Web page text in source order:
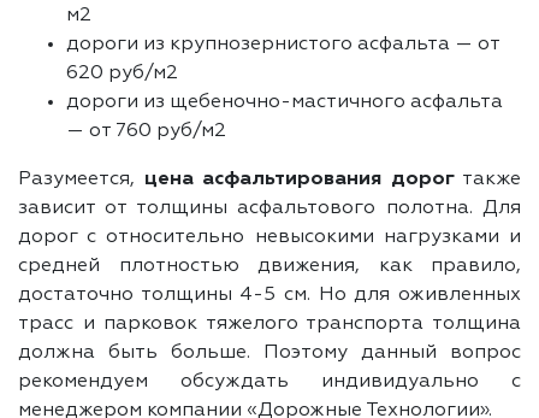
м2
дороги из крупнозернистого асфальта — от
620 руб/м2
дороги из щебеночно-мастичного асфальта
— от 760 руб/м2
Разумеется, цена асфальтирования дорогтакже
зависит от толщины асфальтового полотна. Для
дорог с относительно невысокими нагрузками и
средней плотностью движения, как правило,
достаточно толщины 4-5 см. Но для оживленных
трасс и парковок тяжелого транспорта толщина
должна быть больше. Поэтому данный вопрос
рекомендуем обсуждать индивидуально с
менеджером компании «Дорожные Технологии».